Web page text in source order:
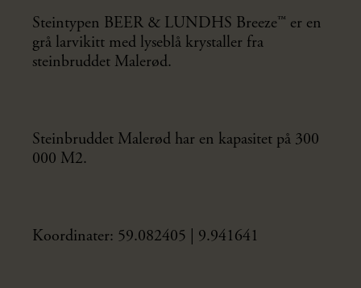
Steintypen BEER & LUNDHS Breeze™ er en
grå larvikitt med lyseblå krystaller fra
steinbruddet Malerød.
Steinbruddet Malerød har en kapasitet på 300
000 M2.
Koordinater: 59.082405 | 9.941641